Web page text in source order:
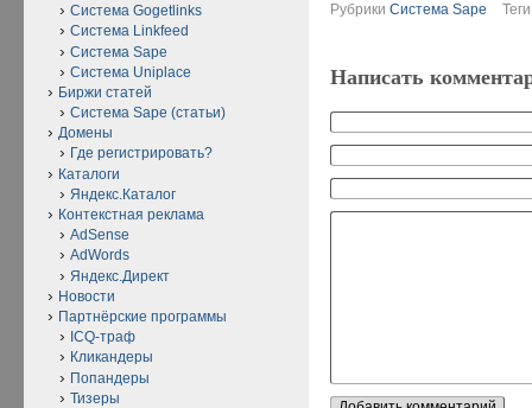
РубрикиСистема Sape
Написать
Система Gogetlinks
Система Linkfeed
Система Sape
Система Uniplace
Биржи статей
Система Sape (статьи)
Домены
Где регистрировать?
Каталоги
Яндекс.Каталог
Контекстная реклама
AdSense
AdWords
Яндекс.Директ
Новости
Партнёрские программы
ICQ-траф
Кликандеры
Попандеры
Тизеры